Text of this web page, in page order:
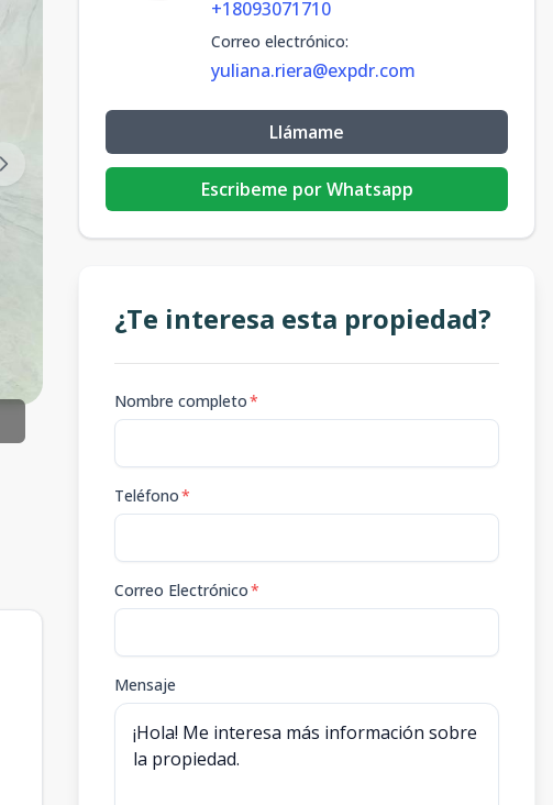
+18093071710
Correo electrónico:
yuliana.riera@expdr.com
Llámame
Escribeme por Whatsapp
¿Te interesa esta propiedad?
Nombre completo*
Teléfono*
Correo Electrónico*
Mensaje